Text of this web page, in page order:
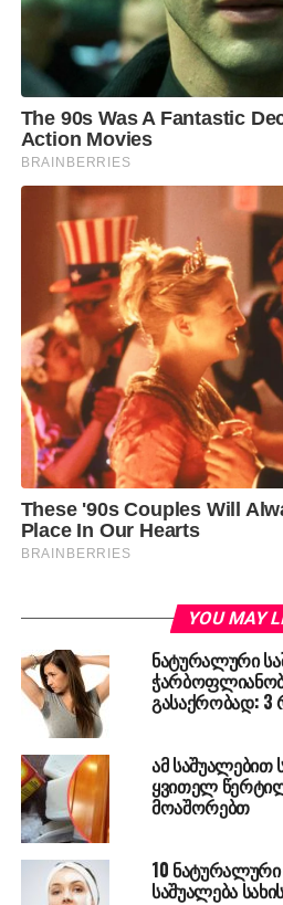
YOU MAY
ნატურალური
გასაქრობად: 3
ამ
ყვითელ
მოაშორებთ
10
საშუალება